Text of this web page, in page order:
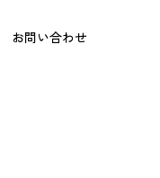
お問い合わせ